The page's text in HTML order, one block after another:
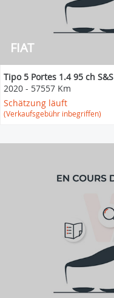
FIAT
Tipo 5 Portes 1.4 95 ch S&S
2020 - 57557 Km
Schätzung läuft
(Verkaufsgebühr inbegriffen)